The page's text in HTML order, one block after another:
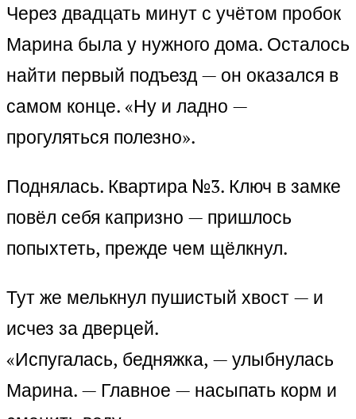
Через двадцать минут с учётом пробок
Марина была у нужного дома. Осталось
найти первый подъезд — он оказался в
самом конце. «Ну и ладно —
прогуляться полезно».
Поднялась. Квартира №3. Ключ в замке
повёл себя капризно — пришлось
попыхтеть, прежде чем щёлкнул.
Тут же мелькнул пушистый хвост — и
исчез за дверцей.
«Испугалась, бедняжка, — улыбнулась
Марина. — Главное — насыпать корм и